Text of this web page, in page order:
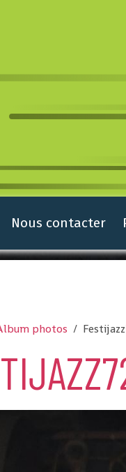
Nous contacter
photos